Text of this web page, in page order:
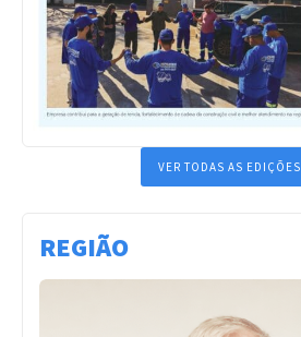
VER TODAS AS EDIÇÕES
REGIÃO